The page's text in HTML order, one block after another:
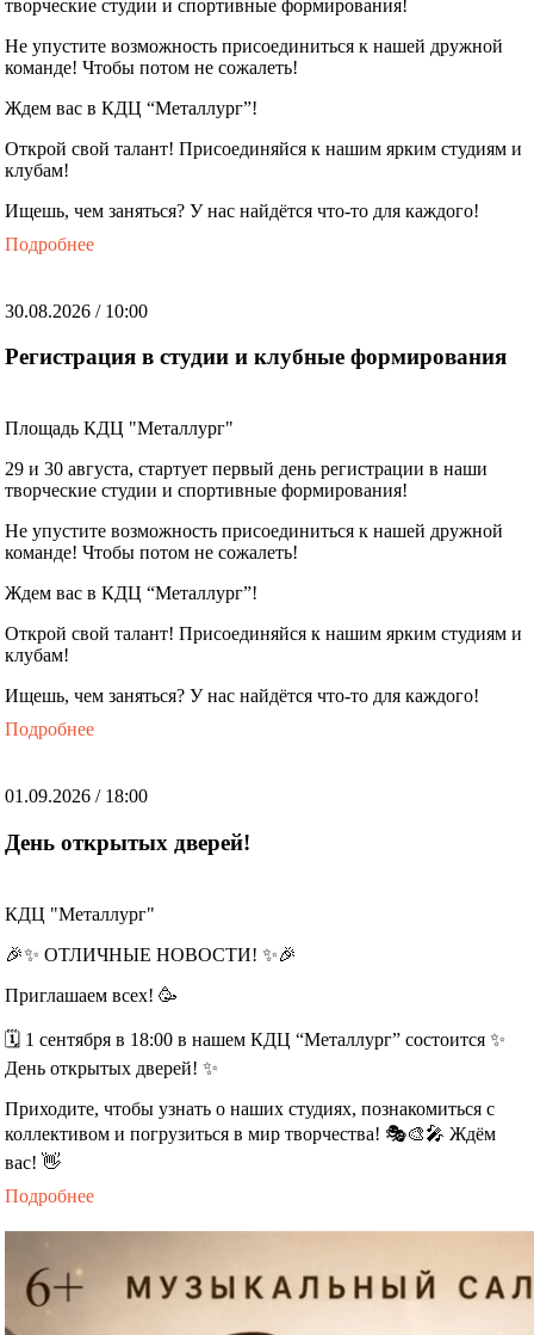
творческие студии и спортивные формирования!
Не упустите возможность присоединиться к нашей дружной
команде! Чтобы потом не сожалеть!
Ждем вас в КДЦ “Металлург”!
Открой свой талант! Присоединяйся к нашим ярким студиям и
клубам!
Ищешь, чем заняться? У нас найдётся что-то для каждого!
Подробнее
30.08.2026 / 10:00
Регистрация в студии и клубные формирования
Площадь КДЦ "Металлург"
29 и 30 августа, стартует первый день регистрации в наши
творческие студии и спортивные формирования!
Не упустите возможность присоединиться к нашей дружной
команде! Чтобы потом не сожалеть!
Ждем вас в КДЦ “Металлург”!
Открой свой талант! Присоединяйся к нашим ярким студиям и
клубам!
Ищешь, чем заняться? У нас найдётся что-то для каждого!
Подробнее
01.09.2026 / 18:00
День открытых дверей!
КДЦ "Металлург"
🎉✨ ОТЛИЧНЫЕ НОВОСТИ! ✨🎉
Приглашаем всех! 🥳
🗓️ 1 сентября в 18:00 в нашем КДЦ “Металлург” состоится ✨
День открытых дверей! ✨
Приходите, чтобы узнать о наших студиях, познакомиться с
коллективом и погрузиться в мир творчества! 🎭🎨🎤 Ждём
вас! 👋
Подробнее